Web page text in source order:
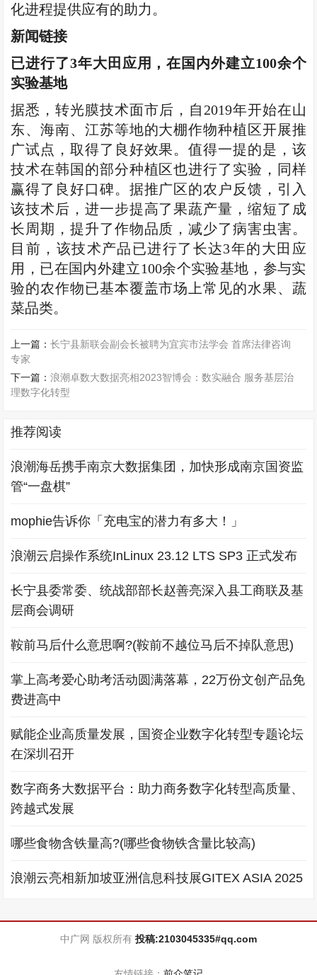
化进程提供应有的助力。
新闻链接
已进行了3年大田应用，在国内外建立100余个
实验基地
据悉，转光膜技术面市后，自2019年开始在山
东、海南、江苏等地的大棚作物种植区开展推
广试点，取得了良好效果。值得一提的是，该
技术在韩国的部分种植区也进行了实验，同样
赢得了良好口碑。据推广区的农户反馈，引入
该技术后，进一步提高了果蔬产量，缩短了成
长周期，提升了作物品质，减少了病害虫害。
目前，该技术产品已进行了长达3年的大田应
用，已在国内外建立100余个实验基地，参与实
验的农作物已基本覆盖市场上常见的水果、蔬
菜品类。
上一篇：长宁县新联会副会长被聘为宜宾市法学会 首席法律咨询
专家
下一篇：浪潮卓数大数据亮相2023智博会：数实融合 服务基层治
理数字化转型
推荐阅读
浪潮海岳携手南京大数据集团，加快形成南京国资监
管“一盘棋”
mophie告诉你「充电宝的潜力有多大！」
浪潮云启操作系统InLinux 23.12 LTS SP3 正式发布
长宁县委常委、统战部部长赵善亮深入县工商联及基
层商会调研
鞍前马后什么意思啊?(鞍前不越位马后不掉队意思)
掌上高考爱心助考活动圆满落幕，22万份文创产品免
费进高中
赋能企业高质量发展，国资企业数字化转型专题论坛
在深圳召开
数字商务大数据平台：助力商务数字化转型高质量、
跨越式发展
哪些食物含铁量高?(哪些食物铁含量比较高)
浪潮云亮相新加坡亚洲信息科技展GITEX ASIA 2025
中广网 版权所有 投稿:2103045335#qq.com